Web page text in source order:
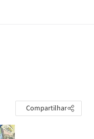
Compartilhar